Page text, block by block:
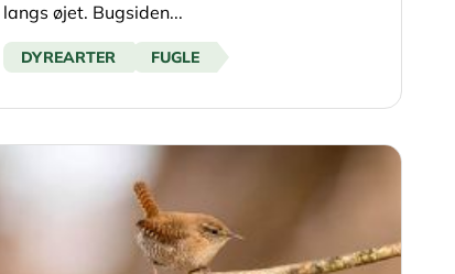
langs øjet. Bugsiden...
DYREARTER FUGLE